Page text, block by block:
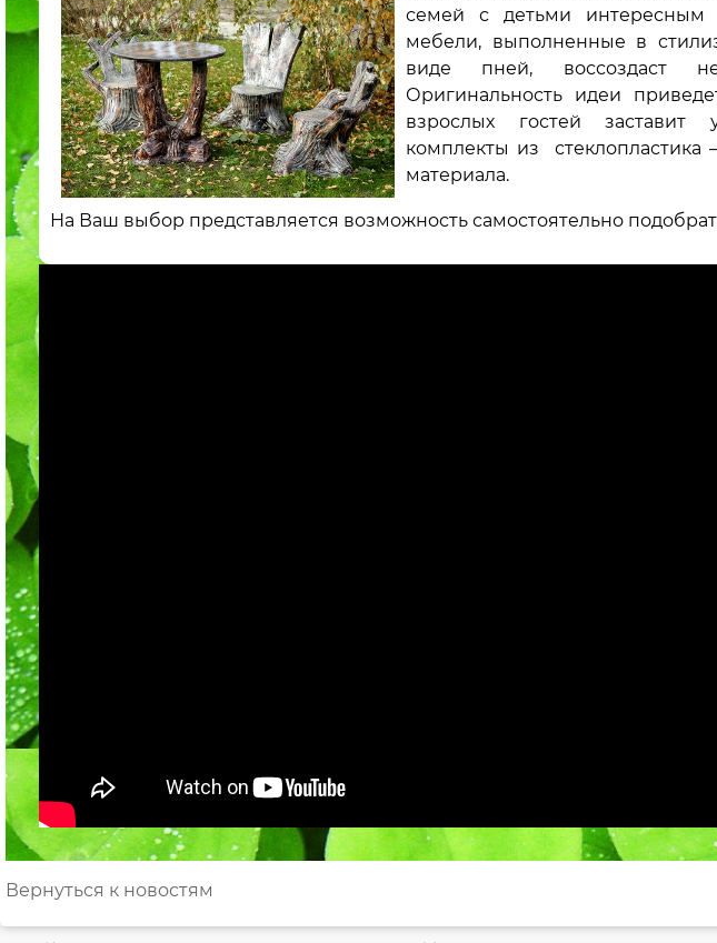
семей с детьми интересным
мебели, выполненные в
виде пней, воссоздаст
Оригинальность идеи
взрослых гостей заставит
комплекты из стеклопластика
материала.
На Ваш выбор представляется возможность самостоятельно
Вернуться к новостям